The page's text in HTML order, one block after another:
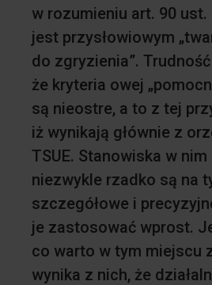
w rozumieniu art. 90 ust.
jest przysłowiowym
do zgryzienia”.
że kryteria owej
są nieostre, a to z tej
iż wynikają głównie z
TSUE. Stanowiska w
niezwykle rzadko są na
szczegółowe i
je zastosować wprost.
co warto w tym miejscu
wynika z nich, że